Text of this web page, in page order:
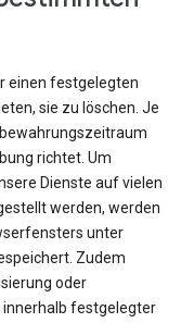
einen festgelegten
sie zu löschen. Je
richtet. Um
Dienste auf vielen
werden, werden
unter
Zudem
oder
festgelegter